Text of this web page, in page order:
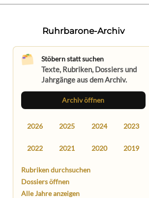
Ruhrbarone-Archiv
Stöbern statt suchen
Texte, Rubriken, Dossiers und
Jahrgänge aus dem Archiv.
Archiv öffnen
2026 2025 2024 2023
2022 2021 2020 2019
Rubriken durchsuchen
Dossiers öffnen
Alle Jahre anzeigen